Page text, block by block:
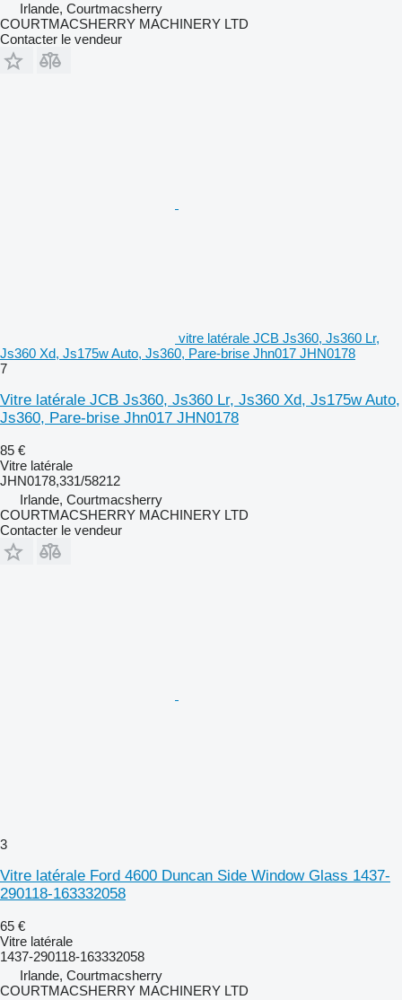
Irlande, Courtmacsherry
COURTMACSHERRY MACHINERY LTD
Contacter le vendeur
vitre latérale JCB Js360, Js360 Lr,
Js360 Xd, Js175w Auto, Js360, Pare-brise Jhn017 JHN0178
7
Vitre latérale JCB Js360, Js360 Lr, Js360 Xd, Js175w Auto,
Js360, Pare-brise Jhn017 JHN0178
85 €
Vitre latérale
JHN0178,331/58212
Irlande, Courtmacsherry
COURTMACSHERRY MACHINERY LTD
Contacter le vendeur
3
Vitre latérale Ford 4600 Duncan Side Window Glass 1437-
290118-163332058
65 €
Vitre latérale
1437-290118-163332058
Irlande, Courtmacsherry
COURTMACSHERRY MACHINERY LTD